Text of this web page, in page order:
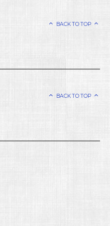
BACK TO TOP
BACK TO TOP